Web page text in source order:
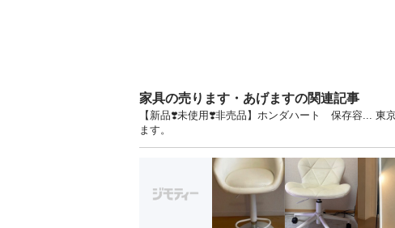
家具の売ります・あげますの関連記事
【新品❣️未使用❣️非売品】ホンダハート 保存容... 東
ます。